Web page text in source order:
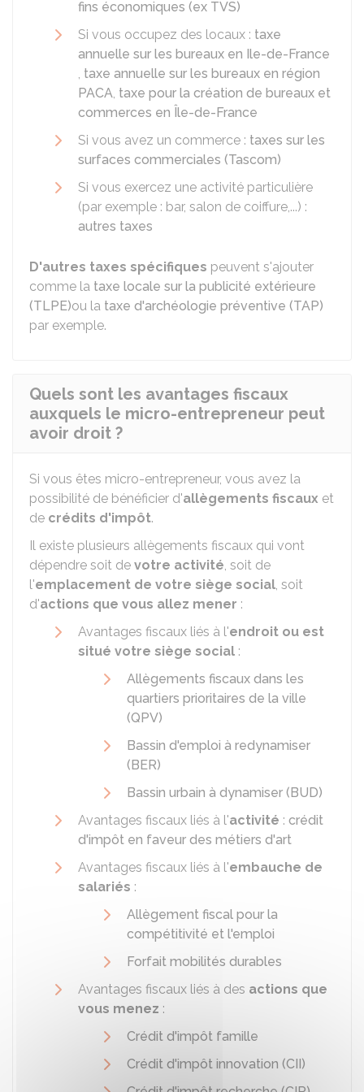
fins économiques (ex TVS)
Si vous occupez des locaux : taxe
annuelle sur les bureaux en Ile-de-France
, taxe annuelle sur les bureaux en région
PACA, taxe pour la création de bureaux et
commerces en Île-de-France
Si vous avez un commerce : taxes sur les
surfaces commerciales (Tascom)
Si vous exercez une activité particulière
(par exemple : bar, salon de coiffure,...) :
autres taxes
D'autres taxes spécifiques peuvent s'ajouter
comme la taxe locale sur la publicité extérieure
(TLPE)ou la taxe d'archéologie préventive (TAP)
par exemple.
Quels sont les avantages fiscaux
auxquels le micro-entrepreneur peut
avoir droit ?
Si vous êtes micro-entrepreneur, vous avez la
possibilité de bénéficier d'allègements fiscaux et
de crédits d'impôt.
Il existe plusieurs allègements fiscaux qui vont
dépendre soit de votre activité, soit de
l'emplacement de votre siège social, soit
d'actions que vous allez mener :
Avantages fiscaux liés à l'endroit ou est
situé votre siège social :
Allègements fiscaux dans les
quartiers prioritaires de la ville
(QPV)
Bassin d'emploi à redynamiser
(BER)
Bassin urbain à dynamiser (BUD)
Avantages fiscaux liés à l'activité : crédit
d'impôt en faveur des métiers d'art
Avantages fiscaux liés à l'embauche de
salariés :
Allègement fiscal pour la
compétitivité et l'emploi
Forfait mobilités durables
Avantages fiscaux liés à des actions que
vous menez :
Crédit d'impôt famille
Crédit d'impôt innovation (CII)